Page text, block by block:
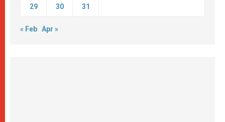
29 30 31
« Feb Apr »